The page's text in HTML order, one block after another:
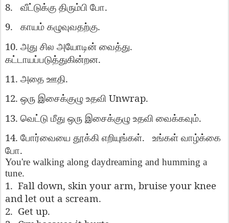
8.
வீட்டுக்கு திரும்பி போ.
9.
காயம் கழுவுவதற்கு.
10. அது சில அயோடின் வைத்து.
கட்டாயப்படுத்துகின்றன.
11. அதை ஊதி.
12. ஒரு இசைக்குழு உதவி Unwrap.
13. வெட்டு மீது ஒரு இசைக்குழு உதவி வைக்கவும்.
14. போர்வையை தூக்கி எறியுங்கள். உங்கள் வாழ்க்கை
போ.
You're walking along daydreaming and humming a
tune.
1. Fall down, skin your arm, bruise your knee
and let out a scream.
2. Get up.